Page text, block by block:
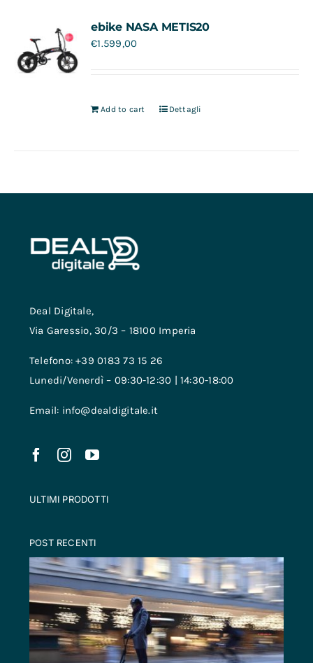
ebike NASA METIS20
€1.599,00
Add to cart Dettagli
Deal Digitale,
Via Garessio, 30/3 – 18100 Imperia
Telefono: +39 0183 73 15 26
Lunedi/Venerdì – 09:30-12:30 | 14:30-18:00
Email: info@dealdigitale.it
ULTIMI PRODOTTI
POST RECENTI